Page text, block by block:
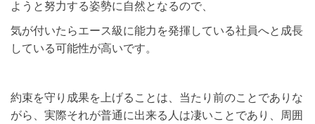
ようと努力する姿勢に自然となるので、
気が付いたらエース級に能力を発揮している社員へと成長
している可能性が高いです。
約束を守り成果を上げることは、当たり前のことでありな
がら、実際それが普通に出来る人は凄いことであり、周囲